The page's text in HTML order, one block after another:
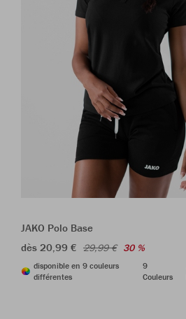
JAKO Polo Base
dès 20,99 € 29,99 € 30 %
disponible en 9 couleurs
différentes
9
Couleurs